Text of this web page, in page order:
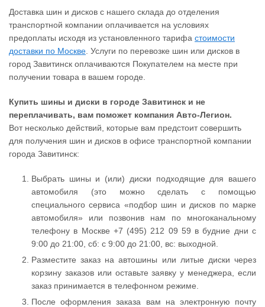
Доставка шин и дисков с нашего склада до отделения
транспортной компании оплачивается на условиях
предоплаты исходя из установленного тарифа стоимости
доставки по Москве . Услуги по перевозке шин или дисков в
город Завитинск оплачиваются Покупателем на месте при
получении товара в вашем городе.
Купить шины и диски в городе Завитинск и не
переплачивать, вам поможет компания Авто-Легион.
Вот несколько действий, которые вам предстоит совершить
для получения шин и дисков в офисе транспортной компании
города Завитинск:
Выбрать шины и (или) диски подходящие для вашего
автомобиля (это можно сделать с помощью
специального сервиса «подбор шин и дисков по марке
автомобиля» или позвонив нам по многоканальному
телефону в Москве +7 (495) 212 09 59 в будние дни с
9:00 до 21:00, сб: с 9:00 до 21:00, вс: выходной.
Разместите заказ на автошины или литые диски через
корзину заказов или оставьте заявку у менеджера, если
заказ принимается в телефонном режиме.
После оформления заказа вам на электронную почту